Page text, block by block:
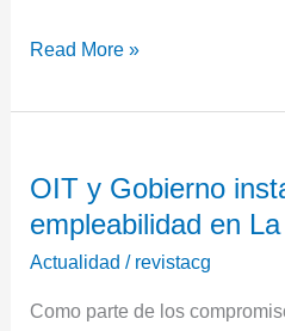
Read More »
OIT y Gobierno
empleabilidad en
Actualidad / revistacg
Como parte de los
y
Gobierno
instalan
de